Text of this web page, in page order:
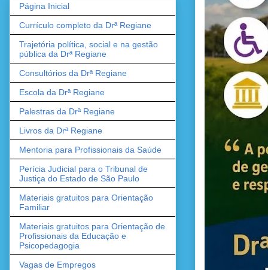
Página Inicial
Currículo completo da Drª Regiane
Trajetória política, social e na gestão
pública da Drª Regiane
Consultórios da Drª Regiane
Escola da Drª Regiane
Palestras da Drª Regiane
Livros da Drª Regiane
Mentoria para Profissionais da Saúde
Perícia Judicial para o Tribunal de
Justiça do Estado de São Paulo
Materiais gratuitos para Orientação
Familiar
Materiais gratuitos para Orientação de
Profissionais da Educação e
Psicopedagogia
Vagas de Empregos